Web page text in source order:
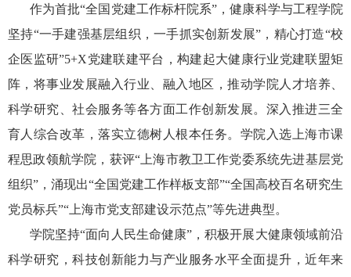
作为首批“全国党建工作标杆院系”，健康科学与工程学院
坚持“一手建强基层组织，一手抓实创新发展”，精心打造“校
企医监研”5+X党建联建平台，构建起大健康行业党建联盟矩
阵，将事业发展融入行业、融入地区，推动学院人才培养、
科学研究、社会服务等各方面工作创新发展。深入推进三全
育人综合改革，落实立德树人根本任务。学院入选上海市课
程思政领航学院，获评“上海市教卫工作党委系统先进基层党
组织”，涌现出“全国党建工作样板支部”“全国高校百名研究生
党员标兵”“上海市党支部建设示范点”等先进典型。
学院坚持“面向人民生命健康”，积极开展大健康领域前沿
科学研究，科技创新能力与产业服务水平全面提升，近年来